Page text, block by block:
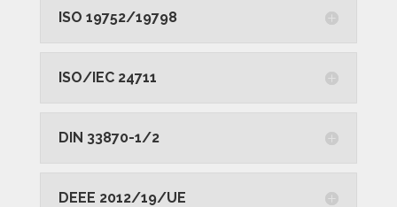
ISO 19752/19798
ISO/IEC 24711
DIN 33870-1/2
DEEE 2012/19/UE